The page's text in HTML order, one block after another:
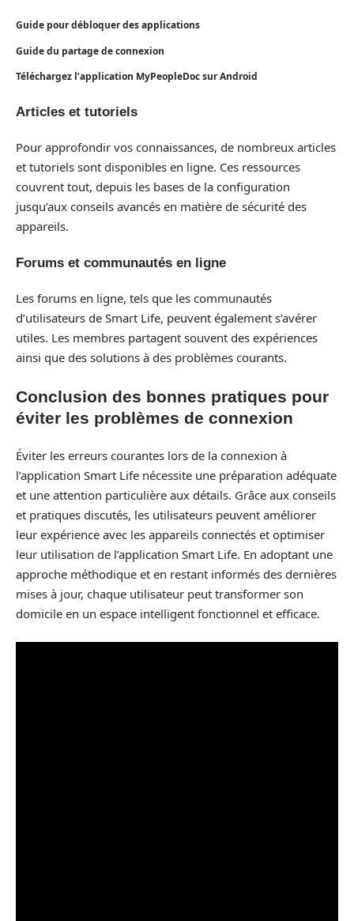
Guide pour débloquer des applications
Guide du partage de connexion
Téléchargez l’application MyPeopleDoc sur Android
Articles et tutoriels
Pour approfondir vos connaissances, de nombreux articles
et tutoriels sont disponibles en ligne. Ces ressources
couvrent tout, depuis les bases de la configuration
jusqu’aux conseils avancés en matière de sécurité des
appareils.
Forums et communautés en ligne
Les forums en ligne, tels que les communautés
d’utilisateurs de Smart Life, peuvent également s’avérer
utiles. Les membres partagent souvent des expériences
ainsi que des solutions à des problèmes courants.
Conclusion des bonnes pratiques pour
éviter les problèmes de connexion
Éviter les erreurs courantes lors de la connexion à
l’application Smart Life nécessite une préparation adéquate
et une attention particulière aux détails. Grâce aux conseils
et pratiques discutés, les utilisateurs peuvent améliorer
leur expérience avec les appareils connectés et optimiser
leur utilisation de l’application Smart Life. En adoptant une
approche méthodique et en restant informés des dernières
mises à jour, chaque utilisateur peut transformer son
domicile en un espace intelligent fonctionnel et efficace.